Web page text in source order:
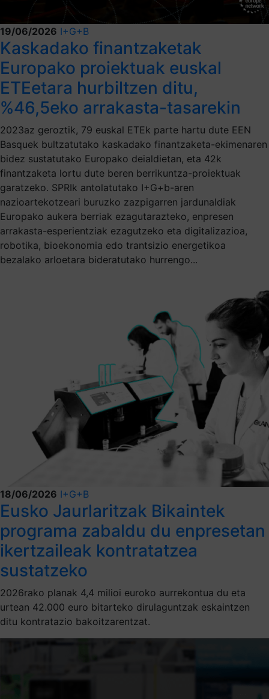
19/06/2026 I+G+B
Kaskadako finantzaketak
Europako proiektuak euskal
ETEetara hurbiltzen ditu,
%46,5eko arrakasta-tasarekin
2023az geroztik, 79 euskal ETEk parte hartu dute EEN
Basquek bultzatutako kaskadako finantzaketa-ekimenaren
bidez sustatutako Europako deialdietan, eta 42k
finantzaketa lortu dute beren berrikuntza-proiektuak
garatzeko. SPRIk antolatutako I+G+b-aren
nazioartekotzeari buruzko zazpigarren jardunaldiak
Europako aukera berriak ezagutarazteko, enpresen
arrakasta-esperientziak ezagutzeko eta digitalizazioa,
robotika, bioekonomia edo trantsizio energetikoa
bezalako arloetara bideratutako hurrengo...
18/06/2026 I+G+B
Eusko Jaurlaritzak Bikaintek
programa zabaldu du enpresetan
ikertzaileak kontratatzea
sustatzeko
2026rako planak 4,4 milioi euroko aurrekontua du eta
urtean 42.000 euro bitarteko dirulaguntzak eskaintzen
ditu kontratazio bakoitzarentzat.